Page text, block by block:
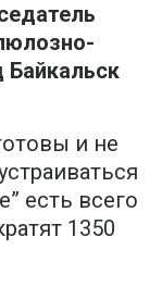
и не
есть всего
1350